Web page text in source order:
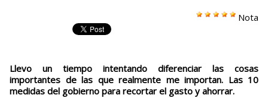
Nota
Llevo un tiempo intentando diferenciar las cosas
importantes de las que realmente me importan. Las 10
medidas del gobierno para recortar el gasto y ahorrar.